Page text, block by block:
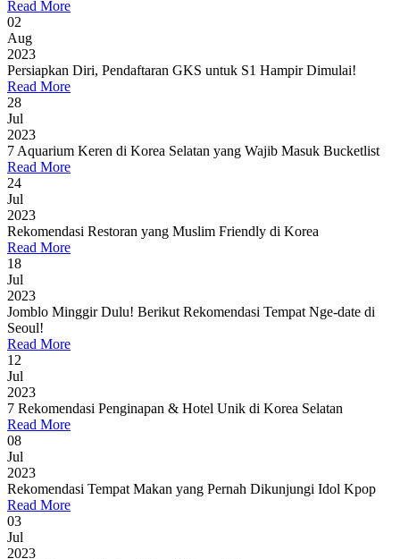
Read More
02
Aug
2023
Persiapkan Diri, Pendaftaran GKS untuk S1 Hampir Dimulai!
Read More
28
Jul
2023
7 Aquarium Keren di Korea Selatan yang Wajib Masuk Bucketlist
Read More
24
Jul
2023
Rekomendasi Restoran yang Muslim Friendly di Korea
Read More
18
Jul
2023
Jomblo Minggir Dulu! Berikut Rekomendasi Tempat Nge-date di
Seoul!
Read More
12
Jul
2023
7 Rekomendasi Penginapan & Hotel Unik di Korea Selatan
Read More
08
Jul
2023
Rekomendasi Tempat Makan yang Pernah Dikunjungi Idol Kpop
Read More
03
Jul
2023